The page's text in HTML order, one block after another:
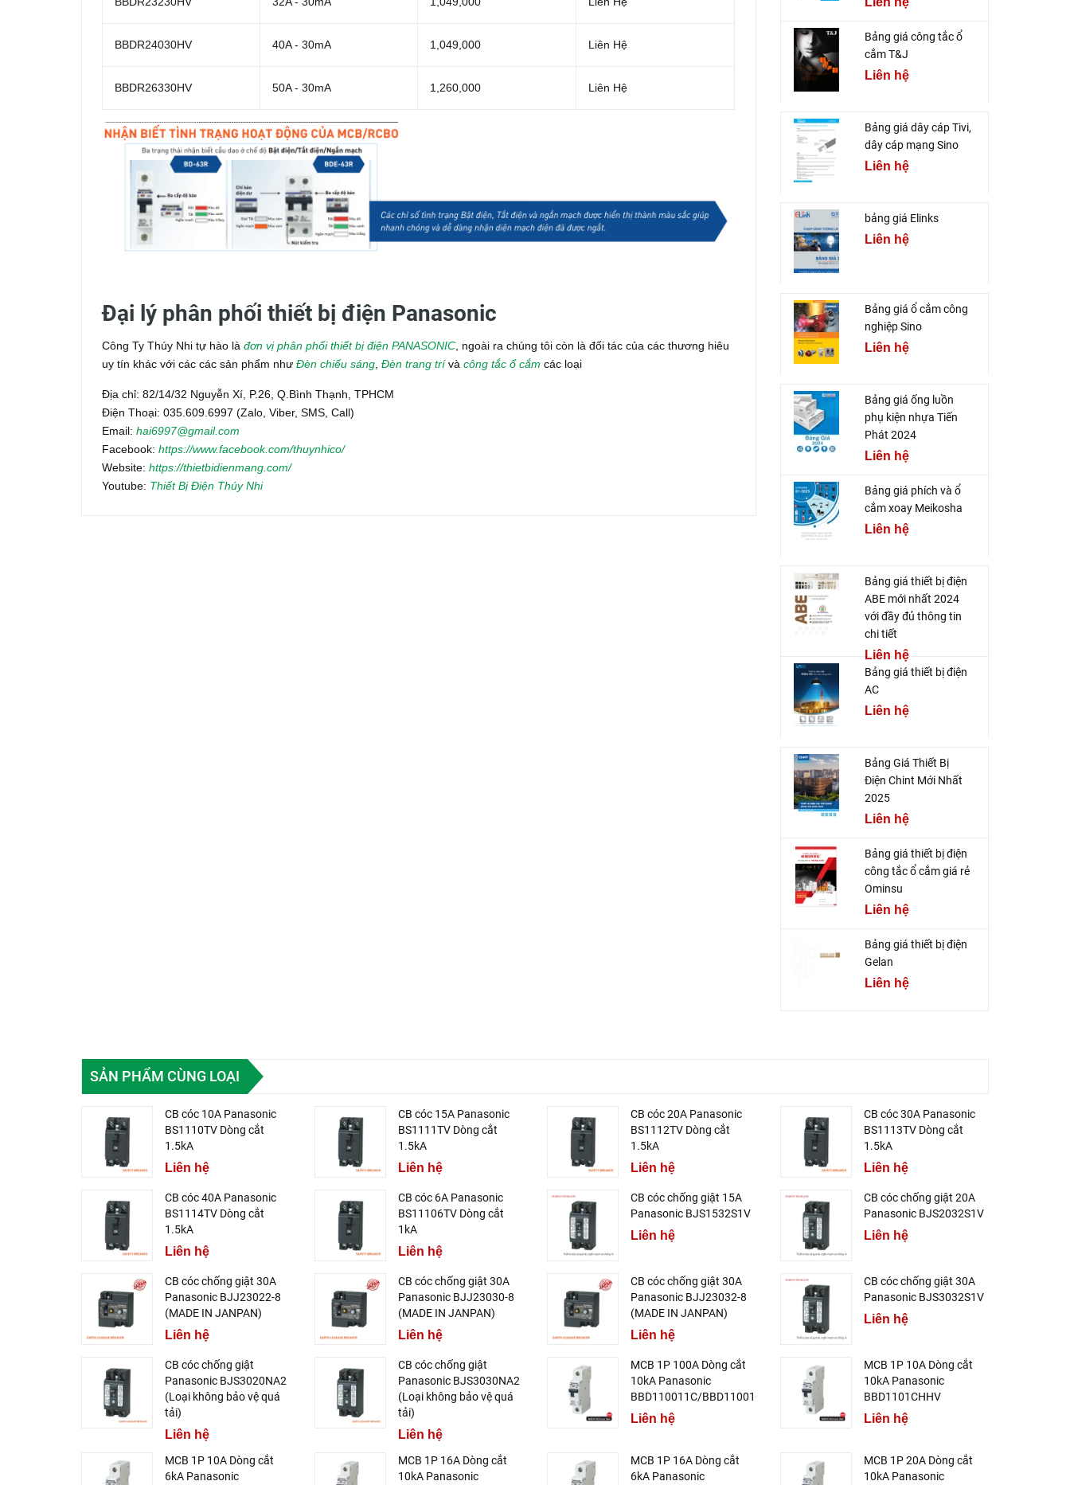
BBDR24030HV 40A - 30mA 1,049,000 Liên Hệ
BBDR26330HV 50A - 30mA 1,260,000 Liên Hệ
Đại lý phân phối thiết bị điện Panasonic
Công Ty Thúy Nhi tự hào là đơn vị phân phối thiết bị điện PANASONIC , ngoài ra chúng tôi còn là đối tác của các thương hiêu
uy tín khác với các các sản phẩm như Đèn chiếu sáng Đèn trang trívà công tắc ổ cắm các loại
Địa chỉ: 82/14/32 Nguyễn Xí, P.26, Q.Bình Thạnh, TPHCM
Điện Thoại: 035.609.6997 (Zalo, Viber, SMS, Call)
Email: hai6997@gmail.com
Facebook: https://www.facebook.com/thuynhico/
Website: https://thietbidienmang.com/
Youtube: Thiết Bị Điện Thúy Nhi
Bảng giá công tắc ổ
cắm T&J
Liên hệ
Bảng giá dây cáp Tivi,
dây cáp mạng Sino
Liên hệ
bảng giá Elinks
Liên hệ
Bảng giá ổ cắm công
nghiệp Sino
Liên hệ
Bảng giá ống luồn
phụ kiện nhựa Tiến
Phát 2024
Liên hệ
Bảng giá phích và ổ
cắm xoay Meikosha
Liên hệ
Bảng giá thiết bị điện
ABE mới nhất 2024
với đầy đủ thông tin
chi tiết
Liên hệ
Bảng giá thiết bị điện
AC
Liên hệ
Bảng Giá Thiết Bị
Điện Chint Mới Nhất
2025
Liên hệ
Bảng giá thiết bị điện
công tắc ổ cắm giá rẻ
Ominsu
Liên hệ
Bảng giá thiết bị điện
Gelan
Liên hệ
SẢN PHẨM CÙNG LOẠI
CB cóc 10A Panasonic
BS1110TV Dòng cắt
1.5kA
Liên hệ
CB cóc 15A Panasonic
BS1111TV Dòng cắt
1.5kA
Liên hệ
CB cóc 20A Panasonic
BS1112TV Dòng cắt
1.5kA
Liên hệ
CB cóc 30A Panasonic
BS1113TV Dòng cắt
1.5kA
Liên hệ
CB cóc 40A Panasonic
BS1114TV Dòng cắt
1.5kA
Liên hệ
CB cóc 6A Panasonic
BS11106TV Dòng cắt
1kA
Liên hệ
CB cóc chống giật 15A
Panasonic BJS1532S1V
Liên hệ
CB cóc chống giật 20A
Panasonic BJS2032S1V
Liên hệ
CB cóc chống giật 30A
Panasonic BJJ23022-8
(MADE IN JANPAN)
Liên hệ
CB cóc chống giật 30A
Panasonic BJJ23030-8
(MADE IN JANPAN)
Liên hệ
CB cóc chống giật 30A
Panasonic BJJ23032-8
(MADE IN JANPAN)
Liên hệ
CB cóc chống giật 30A
Panasonic BJS3032S1V
Liên hệ
CB cóc chống giật
Panasonic BJS3020NA2
(Loại không bảo vệ quá
tải)
Liên hệ
CB cóc chống giật
Panasonic BJS3030NA2
(Loại không bảo vệ quá
tải)
Liên hệ
MCB 1P 100A Dòng cắt
10kA Panasonic
BBD110011C/BBD11001CHV
Liên hệ
MCB 1P 10A Dòng cắt
10kA Panasonic
BBD1101CHHV
Liên hệ
MCB 1P 10A Dòng cắt
6kA Panasonic
MCB 1P 16A Dòng cắt
10kA Panasonic
MCB 1P 16A Dòng cắt
6kA Panasonic
MCB 1P 20A Dòng cắt
10kA Panasonic